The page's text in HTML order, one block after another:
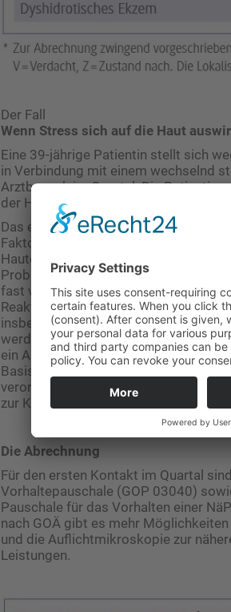
Der Fall
Wenn Stress sich auf die Haut
Eine 39-jährige Patientin stellt sich
in Verbindung mit einem wechselnd
Arztbesuch im Quartal. Die Patientin
der Haut ergibt ein neu aufgetretenes
Das explorative Gespräch lässt an
Faktoren denken. Vor allem auch
Hauterscheinungen hätten wohl etwas
Probleme mit der Haut gehabt. In
fast vollkommen verschwunden
Reaktion der Haut fest. Vor allem der
insbesondere in der Nacht. An
werden außer einem Kontrazeptivum
ein Abstrich wird entnommen. Zur
Basispflege der Haut eingeleitet
verordnet. Weiterhin wird ein Termin
zur Kontrolluntersuchung der
Die Abrechnung
Für den ersten Kontakt im Quartal
Vorhaltepauschale (GOP 03040)
Pauschale für das Vorhalten einer
nach GOÄ gibt es mehr
und die Auflichtmikroskopie zur
Leistungen.